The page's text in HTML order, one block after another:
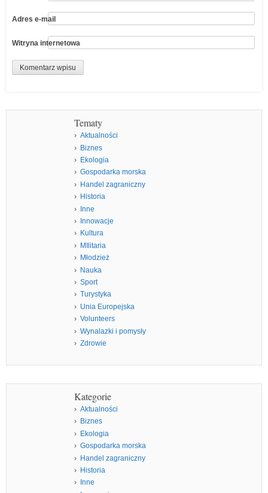
Adres e-mail
Witryna internetowa
Tematy
Aktualności
Biznes
Ekologia
Gospodarka morska
Handel zagraniczny
Historia
Inne
Innowacje
Kultura
MIlitaria
Młodzież
Nauka
Sport
Turystyka
Unia Europejska
Volunteers
Wynalazki i pomysły
Zdrowie
Kategorie
Aktualności
Biznes
Ekologia
Gospodarka morska
Handel zagraniczny
Historia
Inne